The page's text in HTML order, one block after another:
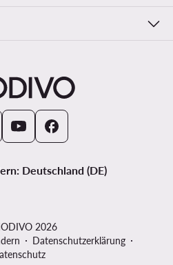
Deutschland (DE)
2026
Datenschutzerklärung